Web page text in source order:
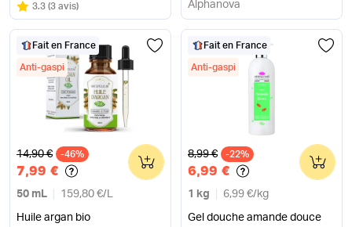
Note
3.3 sur 5
(3 avis) Organic
Alphanova
Fait en France
Anti-gaspi
Ancien prix
14,90 € -46%
7,99 €
50 mL 159,80 €/ L
Huile argan bio
0
Fait en France
Anti-gaspi
Ancien prix
8,99 € -22%
6,99 €
1 kg 6,99 €/ kg
Gel douche amande douce
0